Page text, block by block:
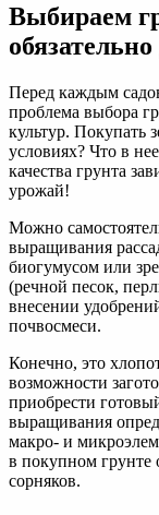
Выбираем
Перед каждым
проблема выбора
культур. Покупать
условиях? Что в
качества грунта
урожай!
Можно
выращивания
биогумусом или
(речной песок,
внесении
почвосмеси.
Конечно, это
возможности
приобрести
выращивания
макро- и
в покупном грунте
сорняков.